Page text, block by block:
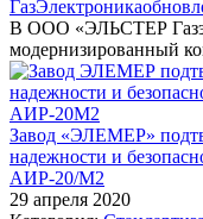
ГазЭлектроника
В ООО «ЭЛЬСТЕР
модернизированный
Завод «ЭЛЕМЕР»
надежности и
АИР-20/М2
29 апреля 2020